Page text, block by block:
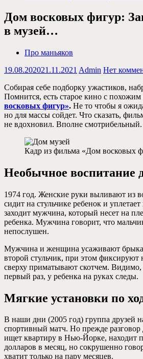
Дом восковых фигур:
в музей…
Про маньяков
19.08.202021.11.2021 Admin Нет
Собирая себе подборку ужастиков,
Помнится, есть старое кино с похожим
восковых фигур». Не то чтобы я
но для массы сойдет. Что сказать,
не вдохновил. Вполне смотрибельный.
Кадр из фильма «Дом восковых
Необычное воспитание
1974 год. Женские руки выливают из
сидит на стульчике ребенок и
заходит мужчина, который несет на
ребенка. Мужчина говорит, что
непослушен.
Мужчина и женщина усаживают
второй стульчик, при этом фиксируют
сверху приматывают скотчем. Видимо,
первый раз, у ребенка на руках следы.
Мягкие установки по
В наши дни (2005 год) группа друзей
спортивный матч. Но прежде разговор
ищет квартиру в Нью-Йорке, находит
долларов в месяц, но сокрушенно
хватит только на пару месяцев.